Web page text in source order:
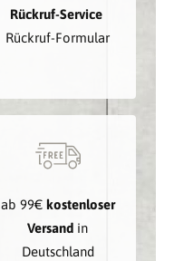
Rückruf-Service
Rückruf-Formular
ab 99€ kostenloser
Versand in
Deutschland